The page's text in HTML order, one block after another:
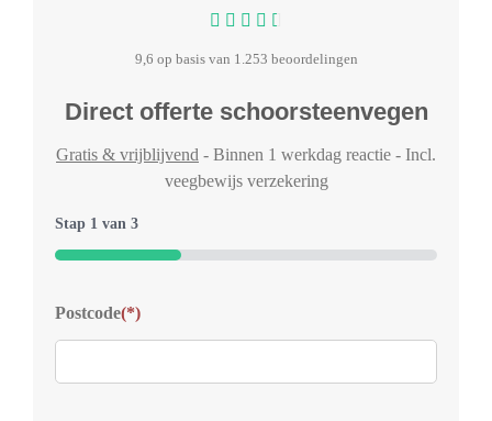
9,6 op basis van 1.253 beoordelingen
Direct offerte schoorsteenvegen
Gratis & vrijblijvend - Binnen 1 werkdag reactie - Incl.
veegbewijs verzekering
Stap 1 van 3
33%
Postcode(*)